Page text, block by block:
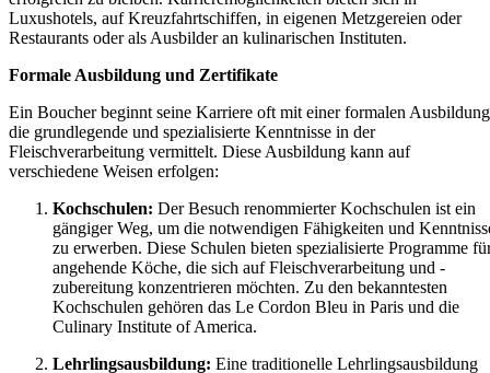
Luxushotels, auf Kreuzfahrtschiffen, in eigenen Metzgereien oder
Restaurants oder als Ausbilder an kulinarischen Instituten.
Formale Ausbildung und Zertifikate
Ein Boucher beginnt seine Karriere oft mit einer formalen
die grundlegende und spezialisierte Kenntnisse in der
Fleischverarbeitung vermittelt. Diese Ausbildung kann auf
verschiedene Weisen erfolgen:
Kochschulen: Der Besuch renommierter Kochschulen ist ein
gängiger Weg, um die notwendigen Fähigkeiten und
zu erwerben. Diese Schulen bieten spezialisierte Programme
angehende Köche, die sich auf Fleischverarbeitung und -
zubereitung konzentrieren möchten. Zu den bekanntesten
Kochschulen gehören das Le Cordon Bleu in Paris und die
Culinary Institute of America.
Lehrlingsausbildung: Eine traditionelle Lehrlingsausbildung